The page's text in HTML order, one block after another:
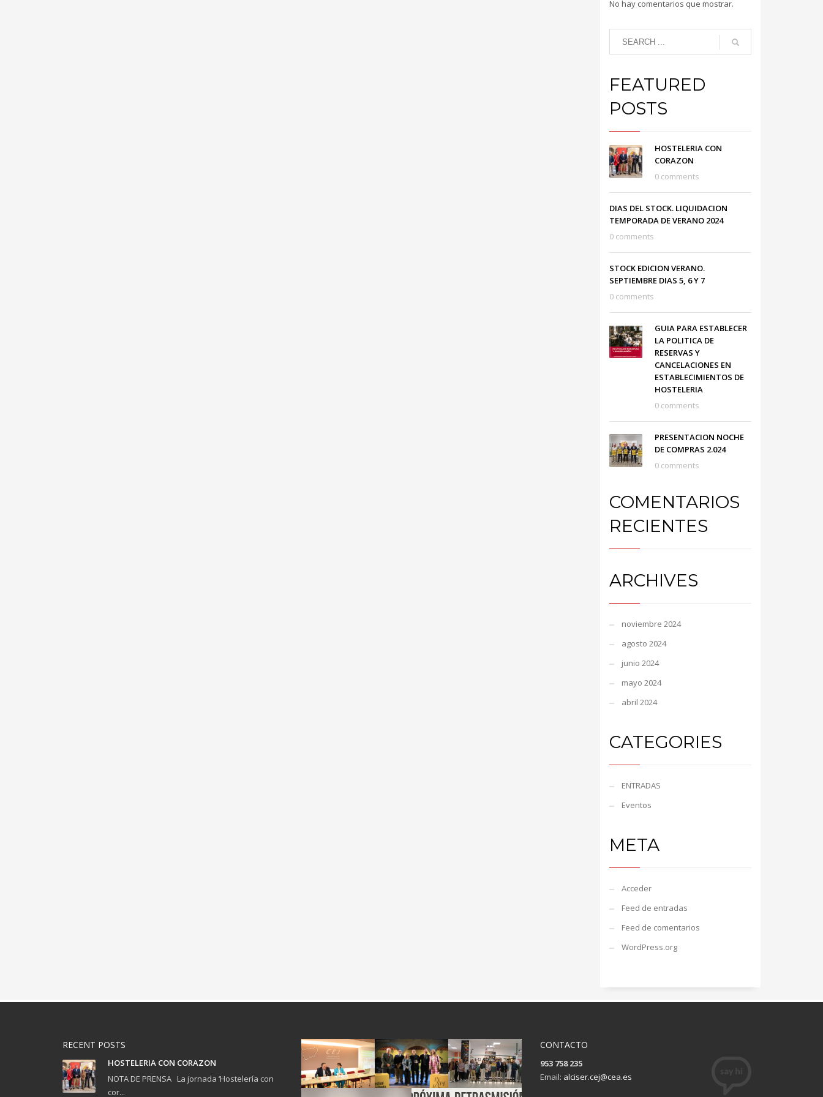
No hay comentarios que mostrar.
FEATURED
POSTS
HOSTELERIA CON
CORAZON
0 comments
DIAS DEL STOCK. LIQUIDACION
TEMPORADA DE VERANO 2024
0 comments
STOCK EDICION VERANO.
SEPTIEMBRE DIAS 5, 6 Y 7
0 comments
GUIA PARA ESTABLECER
LA POLITICA DE
RESERVAS Y
CANCELACIONES EN
ESTABLECIMIENTOS DE
HOSTELERIA
0 comments
PRESENTACION NOCHE
DE COMPRAS 2.024
0 comments
COMENTARIOS
RECIENTES
ARCHIVES
noviembre 2024
agosto 2024
junio 2024
mayo 2024
abril 2024
CATEGORIES
ENTRADAS
Eventos
META
Acceder
Feed de entradas
Feed de comentarios
WordPress.org
RECENT POSTS
HOSTELERIA CON CORAZON
NOTA DE PRENSA La jornada ‘Hostelería con
cor...
CONTACTO
953 758 235
Email: alciser.cej@cea.es